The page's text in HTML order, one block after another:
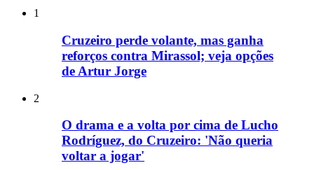
1
Cruzeiro perde volante, mas ganha
reforços contra Mirassol; veja opções
de Artur Jorge
2
O drama e a volta por cima de Lucho
Rodríguez, do Cruzeiro: 'Não queria
voltar a jogar'